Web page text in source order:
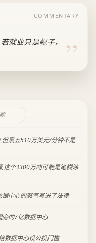
COMMENTARY
就业只是幌子，
但黑五510万美元/分钟不是
这个3300万吨可能是笔糊涂
中心的怒气写进了法律
的7亿数据中心
数据中心设公投门槛